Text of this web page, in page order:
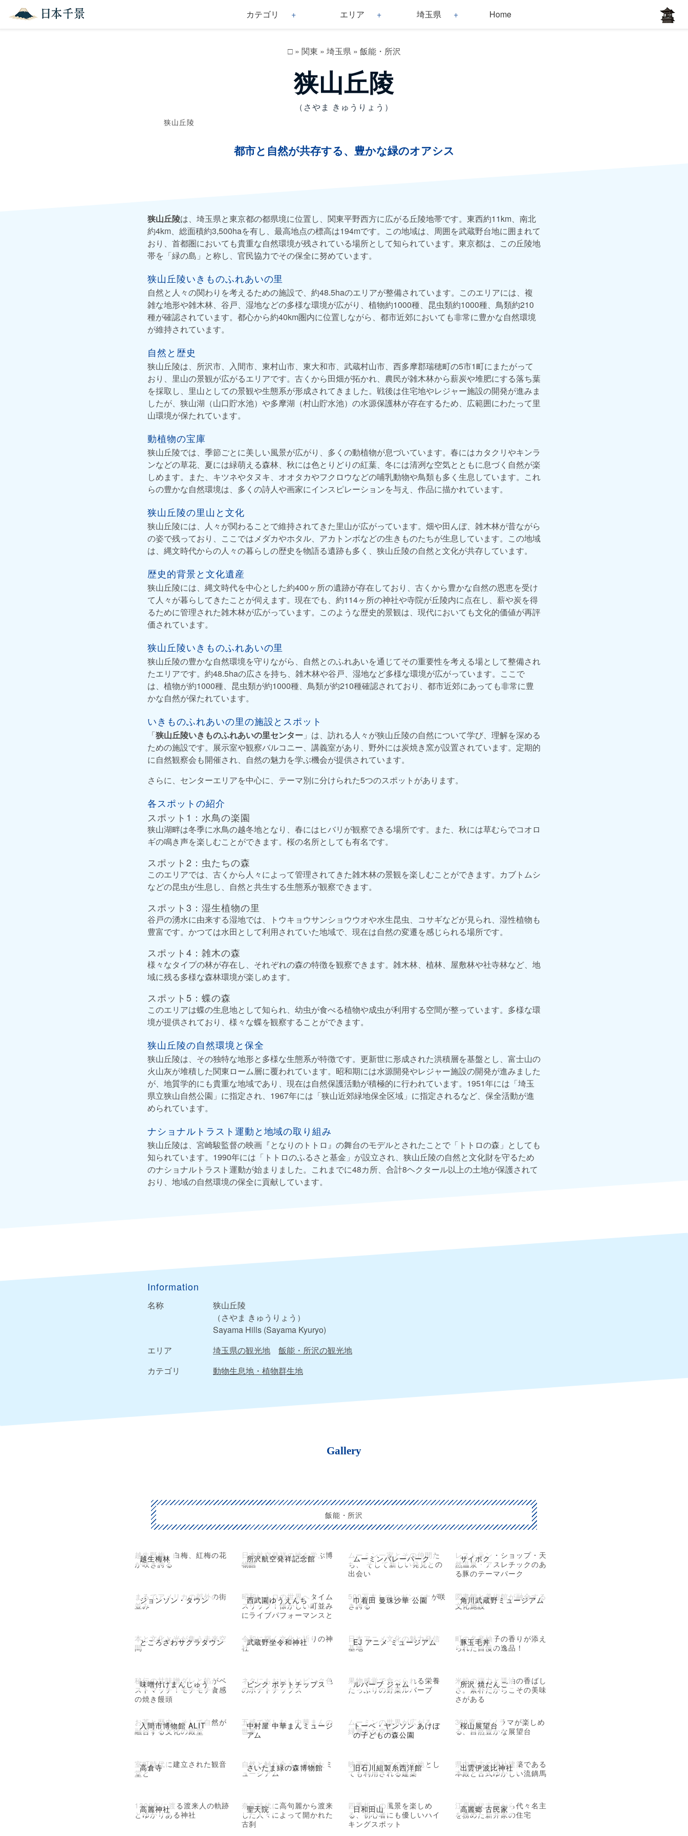
カテゴリ エリア 埼玉県 Home
□» 関東 » 埼玉県» 飯能・所沢
狭山丘陵
（さやま きゅうりょう）
狭山丘陵
都市と自然が共存する、豊かな緑のオアシス
狭山丘陵は、埼玉県と東京都の都県境に位置し、関東平野西方に広がる丘陵地帯です。東西約11km、南北
約4km、総面積約3,500haを有し、最高地点の標高は194mです。この地域は、周囲を武蔵野台地に囲まれて
おり、首都圏においても貴重な自然環境が残されている場所として知られています。東京都は、この丘陵地
帯を「緑の島」と称し、官民協力でその保全に努めています。
狭山丘陵いきものふれあいの里
自然と人々の関わりを考えるための施設で、約48.5haのエリアが整備されています。このエリアには、複
雑な地形や雑木林、谷戸、湿地などの多様な環境が広がり、植物約1000種、昆虫類約1000種、鳥類約210
種が確認されています。都心から約40km圏内に位置しながら、都市近郊においても非常に豊かな自然環境
が維持されています。
自然と歴史
狭山丘陵は、所沢市、入間市、東村山市、東大和市、武蔵村山市、西多摩郡瑞穂町の5市1町にまたがって
おり、里山の景観が広がるエリアです。古くから田畑が拓かれ、農民が雑木林から薪炭や堆肥にする落ち葉
を採取し、里山としての景観や生態系が形成されてきました。戦後は住宅地やレジャー施設の開発が進みま
したが、狭山湖（山口貯水池）や多摩湖（村山貯水池）の水源保護林が存在するため、広範囲にわたって里
山環境が保たれています。
動植物の宝庫
狭山丘陵では、季節ごとに美しい風景が広がり、多くの動植物が息づいています。春にはカタクリやキンラ
ンなどの草花、夏には緑萌える森林、秋には色とりどりの紅葉、冬には清冽な空気とともに息づく自然が楽
しめます。また、キツネやタヌキ、オオタカやフクロウなどの哺乳動物や鳥類も多く生息しています。これ
らの豊かな自然環境は、多くの詩人や画家にインスピレーションを与え、作品に描かれています。
狭山丘陵の里山と文化
狭山丘陵には、人々が関わることで維持されてきた里山が広がっています。畑や田んぼ、雑木林が昔ながら
の姿で残っており、ここではメダカやホタル、アカトンボなどの生きものたちが生息しています。この地域
は、縄文時代からの人々の暮らしの歴史を物語る遺跡も多く、狭山丘陵の自然と文化が共存しています。
歴史的背景と文化遺産
狭山丘陵には、縄文時代を中心とした約400ヶ所の遺跡が存在しており、古くから豊かな自然の恩恵を受け
て人々が暮らしてきたことが伺えます。現在でも、約114ヶ所の神社や寺院が丘陵内に点在し、薪や炭を得
るために管理された雑木林が広がっています。このような歴史的景観は、現代においても文化的価値が再評
価されています。
狭山丘陵いきものふれあいの里
狭山丘陵の豊かな自然環境を守りながら、自然とのふれあいを通じてその重要性を考える場として整備され
たエリアです。約48.5haの広さを持ち、雑木林や谷戸、湿地など多様な環境が広がっています。ここで
は、植物が約1000種、昆虫類が約1000種、鳥類が約210種確認されており、都市近郊にあっても非常に豊
かな自然が保たれています。
いきものふれあいの里の施設とスポット
「狭山丘陵いきものふれあいの里センター 」は、訪れる人々が狭山丘陵の自然について学び、理解を深める
ための施設です。展示室や観察バルコニー、講義室があり、野外には炭焼き窯が設置されています。定期的
に自然観察会も開催され、自然の魅力を学ぶ機会が提供されています。
さらに、センターエリアを中心に、テーマ別に分けられた5つのスポットがあります。
各スポットの紹介
スポット1：水鳥の楽園
狭山湖畔は冬季に水鳥の越冬地となり、春にはヒバリが観察できる場所です。また、秋には草むらでコオロ
ギの鳴き声を楽しむことができます。桜の名所としても有名です。
スポット2：虫たちの森
このエリアでは、古くから人々によって管理されてきた雑木林の景観を楽しむことができます。カブトムシ
などの昆虫が生息し、自然と共生する生態系が観察できます。
スポット3：湿生植物の里
谷戸の湧水に由来する湿地では、トウキョウサンショウウオや水生昆虫、コサギなどが見られ、湿性植物も
豊富です。かつては水田として利用されていた地域で、現在は自然の変遷を感じられる場所です。
スポット4：雑木の森
様々なタイプの林が存在し、それぞれの森の特徴を観察できます。雑木林、植林、屋敷林や社寺林など、地
域に残る多様な森林環境が楽しめます。
スポット5：蝶の森
このエリアは蝶の生息地として知られ、幼虫が食べる植物や成虫が利用する空間が整っています。多様な環
境が提供されており、様々な蝶を観察することができます。
狭山丘陵の自然環境と保全
狭山丘陵は、その独特な地形と多様な生態系が特徴です。更新世に形成された洪積層を基盤とし、富士山の
火山灰が堆積した関東ローム層に覆われています。昭和期には水源開発やレジャー施設の開発が進みました
が、地質学的にも貴重な地域であり、現在は自然保護活動が積極的に行われています。1951年には「埼玉
県立狭山自然公園」に指定され、1967年には「狭山近郊緑地保全区域」に指定されるなど、保全活動が進
められています。
ナショナルトラスト運動と地域の取り組み
狭山丘陵は、宮崎駿監督の映画『となりのトトロ』の舞台のモデルとされたことで「トトロの森」としても
知られています。1990年には「トトロのふるさと基金」が設立され、狭山丘陵の自然と文化財を守るため
のナショナルトラスト運動が始まりました。これまでに48カ所、合計8ヘクタール以上の土地が保護されて
おり、地域の自然環境の保全に貢献しています。
Information
名称
狭山丘陵
（さやま きゅうりょう）
Sayama Hills (Sayama Kyuryo)
エリア
埼玉県の観光地
飯能・所沢の観光地
カテゴリ
動物生息地・植物群生地
Gallery
飯能・所沢
越生梅林
越生野梅、白梅、紅梅の花
が咲き誇る
所沢航空発祥記念館
日本航空発祥の地を学ぶ博
物館
ムーミンバレーパーク
ムーミン一家とその仲間た
ち、 そして新しい発見との
出会い
サイボク
レストラン・ショップ・天
然温泉・アスレチックのあ
る豚のテーマパーク
ジョンソン・タウン
まるでアメリカの郊外の街
並み
西武園ゆうえんち
昭和レトロの世界へタイム
スリップ！懐かしい町並み
にライブパフォーマンスと
巾着田 曼珠沙華 公園
500万本ものヒガンバナが咲
き誇る
角川武蔵野ミュージアム
図書館と美術館が融合する
文化施設
ところざわサクラタウン
本と文化と光が集う未来空
間
武蔵野坐令和神社
令和に輝く文化と祈りの神
社
EJ アニメ ミュージアム
日本アニメ文化の魅力発信
基地
豚玉毛丼
町の名産柚子の香りが添え
られた自慢の逸品！
味噌付けまんじゅう
秘伝の甘味噌ダレと餡がベ
ストマッチ！モチモチ食感
の焼き饅頭
ピンク ポテトチップス
ネタにもおいしいピンク色
のポテトチップス
ルバーブ ジャム
果物感覚で食べられる栄養
たっぷりの野菜ルバーブ
所沢 焼だんご
米粉の弾力と醤油の香ばし
さ。素朴だからこその美味
さがある
入間市博物館 ALIT
お茶と歴史、そして自然が
融合する文化の殿堂
中村屋 中華まんミュージ
アム
五感で楽しむ、中華まんの
世界
トーベ・ヤンソン あけぼ
の子どもの森公園
ムーミンの世界が広がる、
緑豊かな空間
桜山展望台
360度のパノラマが楽しめ
る、自然豊かな展望台
高倉寺
室町時代に建立された観音
堂と
さいたま緑の森博物館
自然と触れ合う、生きたミ
ュージアム
旧石川組製糸西洋館
映画やドラマのロケ地とし
ても利用される建築
出雲伊波比神社
県内最古の神社建築である
本殿と古式ゆかしい流鏑馬
高麗神社
1300年に渡る渡来人の軌跡
とゆかりある神社
聖天院
奈良時代に高句麗から渡来
した人々によって開かれた
古刹
日和田山
四季折々の風景を楽しめ
る、初心者にも優しいハイ
キングスポット
高麗郷 古民家
江戸時代末期から代々名主
を務めた新井家の住宅